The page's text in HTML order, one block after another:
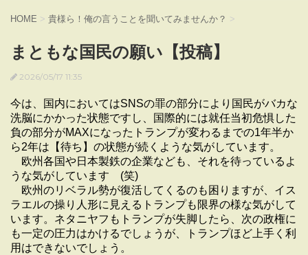
HOME > 貴様ら！俺の言うことを聞いてみませんか？ >
まともな国民の願い【投稿】
2026/05/17 11:35
今は、国内においてはSNSの罪の部分により国民がバカな
洗脳にかかった状態ですし、国際的には就任当初危惧した
負の部分がMAXになったトランプが変わるまでの1年半か
ら2年は【待ち】の状態が続くような気がしています。
欧州各国や日本製鉄の企業なども、それを待っているよ
うな気がしています (笑)
欧州のリベラル勢が復活してくるのも困りますが、イス
ラエルの操り人形に見えるトランプも限界の様な気がして
います。ネタニヤフもトランプが失脚したら、次の政権に
も一定の圧力はかけるでしょうが、トランプほど上手く利
用はできないでしょう。